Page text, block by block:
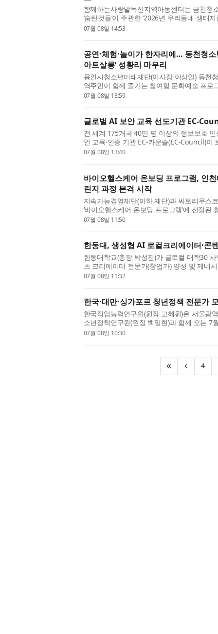
함께하는사랑밭독산지역아동센터는 금천청
‘숨탄것들’이 주관한 ‘2026년 우리동네 생태
월 30일 성공적으로 마무리했다고 밝혔다.
07월 08일 14:53
공연·체험·놀이가 한자리에… 동천청
아트살롱’ 성황리 마무리
용인시청소년미래재단(이사장 이상일) 동천
역주민이 함께 즐기는 참여형 문화예술 프로
성황리에 개최했다. 이번 행사는 공연과 체
07월 08일 13:59
글로벌 AI 보안 교육 선도기관 EC-
전 세계 175개국 40만 명 이상의 정보보호
안 교육·인증 기관 EC-카운슬(EC-Council)
로 국내에 들여온다. EC-카운슬은 윤리적 해
07월 08일 13:40
바이오헬스케어 온보딩 프로그램, 인
린지 과정 본격 시작
지속가능경영재단(이하 재단)과 싸토리우스
‘바이오헬스케어 온보딩 프로그램’에 선정
엔테이션(5월 16일)과 오피스스킬업 챌린지
07월 08일 11:50
한동대, 생성형 AI 로컬크리에이터·콘
한동대학교(총장 박성진)가 글로컬 대학30
츠 크리에이터 전문가(창업가) 양성 및 제네
는 지역 청년과 지역민을 대상으로 생성형
07월 08일 11:32
한국·대만·싱가포르 청년정책 전문가
한국직업능력연구원(원장 고혜원)은 서울광
소년정책연구원(원장 백일현)과 함께 오는 7
DDP(동대문디자인플라자) 컨퍼런스홀에서 ‘
07월 08일 10:30
« ‹ 4